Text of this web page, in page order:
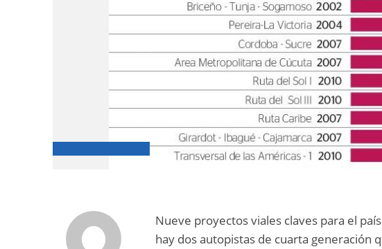
Nueve proyectos viales claves para el
hay dos autopistas de cuarta generación